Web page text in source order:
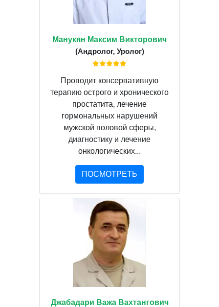
Манукян Максим Викторович
(Андролог, Уролог)
Проводит консервативную
терапию острого и хронического
простатита, лечение
гормональных нарушений
мужской половой сферы,
диагностику и лечение
онкологических...
ПОСМОТРЕТЬ
Джабадари Важа Вахтангович